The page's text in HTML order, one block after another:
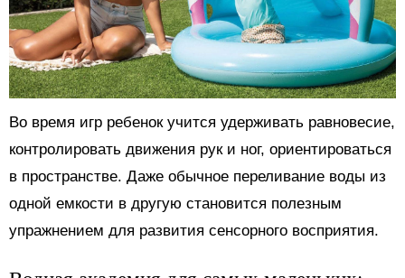
Во время игр ребенок учится удерживать равновесие,
контролировать движения рук и ног, ориентироваться
в пространстве. Даже обычное переливание воды из
одной емкости в другую становится полезным
упражнением для развития сенсорного восприятия.